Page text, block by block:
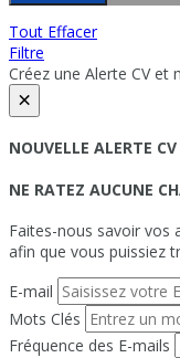
Tout Effacer
Filtre
Créez une Alerte CV et
×
NOUVELLE ALERTE CV
NE RATEZ AUCUNE
Faites-nous savoir vos
afin que vous puissiez
E-mail
Mots Clés
Fréquence des E-mails